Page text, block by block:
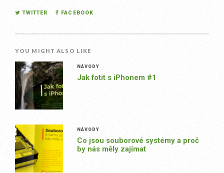
TWITTER FACEBOOK
YOU MIGHT ALSO LIKE
NÁVODY
Jak fotit s iPhonem #1
NÁVODY
Co jsou souborové systémy a proč
by nás měly zajímat